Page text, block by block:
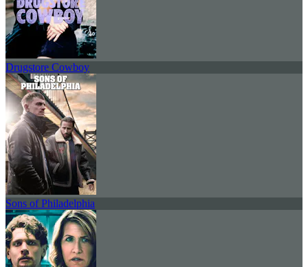
Drugstore Cowboy
Sons of Philadelphia